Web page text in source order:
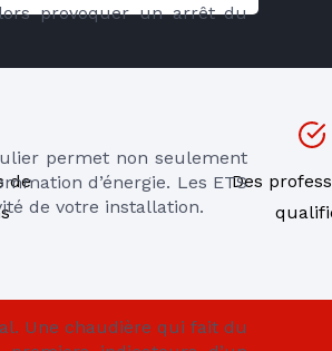
provoquer un arrêt du
permet non seulement
d’énergie. Les ETS
de votre installation.
Une chaudière qui fait du
de
Des